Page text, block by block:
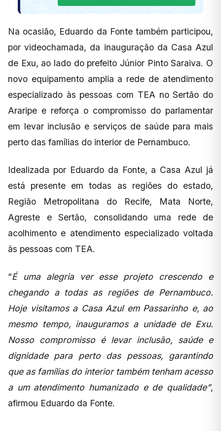
Na ocasião, Eduardo da Fonte também participou,
por videochamada, da inauguração da Casa Azul
de Exu, ao lado do prefeito Júnior Pinto Saraiva. O
novo equipamento amplia a rede de atendimento
especializado às pessoas com TEA no Sertão do
Araripe e reforça o compromisso do parlamentar
em levar inclusão e serviços de saúde para mais
perto das famílias do interior de Pernambuco.
Idealizada por Eduardo da Fonte, a Casa Azul já
está presente em todas as regiões do estado,
Região Metropolitana do Recife, Mata Norte,
Agreste e Sertão, consolidando uma rede de
acolhimento e atendimento especializado voltada
às pessoas com TEA.
“É uma alegria ver esse projeto crescendo e
chegando a todas as regiões de Pernambuco.
Hoje visitamos a Casa Azul em Passarinho e, ao
mesmo tempo, inauguramos a unidade de Exu.
Nosso compromisso é levar inclusão, saúde e
dignidade para perto das pessoas, garantindo
que as famílias do interior também tenham acesso
a um atendimento humanizado e de qualidade”,
afirmou Eduardo da Fonte.